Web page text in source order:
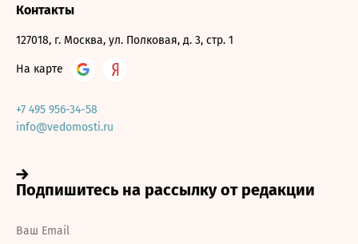
Контакты
127018, г. Москва, ул. Полковая, д. 3, стр. 1
На карте
+7 495 956-34-58
info@vedomosti.ru